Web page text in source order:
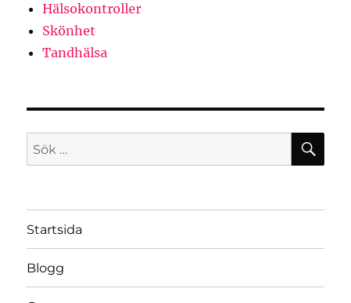
Hälsokontroller
Skönhet
Tandhälsa
Sök
efter:
Startsida
Blogg